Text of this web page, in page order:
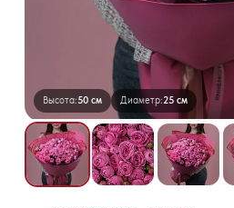
Высота:50 см Диаметр:25 см